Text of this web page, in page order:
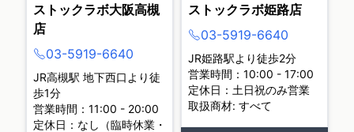
ストックラボ大阪高槻
店
03-5919-6640
JR高槻駅 地下西口より徒
歩1分
営業時間：11:00 - 20:00
定休日：なし（臨時休業・
ストックラボ姫路店
03-5919-6640
JR姫路駅より徒歩2分
営業時間：10:00 - 17:00
定休日：土日祝のみ営業
取扱商材: すべて